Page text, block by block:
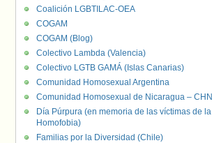
Coalición LGBTILAC-OEA
COGAM
COGAM (Blog)
Colectivo Lambda (Valencia)
Colectivo LGTB GAMÁ (Islas Canarias)
Comunidad Homosexual Argentina
Comunidad Homosexual de Nicaragua – CHN
Día Púrpura (en memoria de las víctimas de la
Homofobia)
Familias por la Diversidad (Chile)